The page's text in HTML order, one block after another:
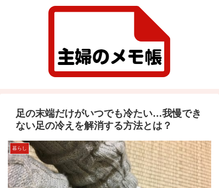
足の末端だけがいつでも冷たい…我慢でき
ない足の冷えを解消する方法とは？
暮らし